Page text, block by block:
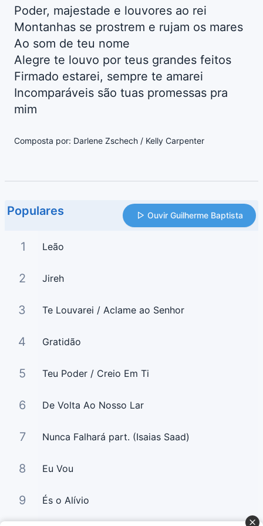
Poder, majestade e louvores ao rei
Montanhas se prostrem e rujam os mares
Ao som de teu nome
Alegre te louvo por teus grandes feitos
Firmado estarei, sempre te amarei
Incomparáveis são tuas promessas pra
mim
Composta por: Darlene Zschech / Kelly Carpenter
Populares Ouvir Guilherme Baptista
1 Leão
2 Jireh
3 Te Louvarei / Aclame ao Senhor
4 Gratidão
5 Teu Poder / Creio Em Ti
6 De Volta Ao Nosso Lar
7 Nunca Falhará part. (Isaias Saad)
8 Eu Vou
9 És o Alívio